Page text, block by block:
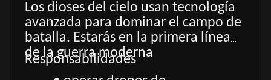
Los dioses del cielo usan tecnología
avanzada para dominar el campo de
batalla. Estarás en la primera línea
de la guerra moderna
Responsabilidades